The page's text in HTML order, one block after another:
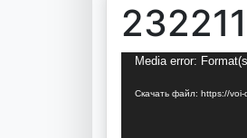
Видеоплеер
Media error:
Скачать файл: https://